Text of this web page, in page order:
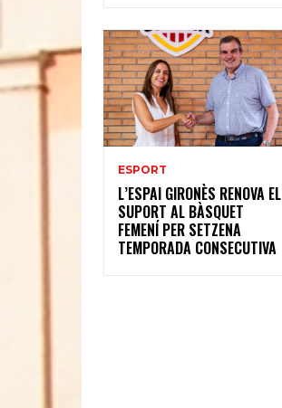
ESPORT
L’ESPAI GIRONÈS RENOVA EL
SUPORT AL BÀSQUET
FEMENÍ PER SETZENA
TEMPORADA CONSECUTIVA